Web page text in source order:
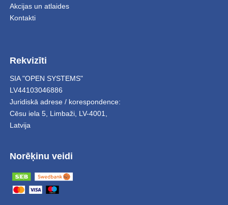
Akcijas un atlaides
Kontakti
Rekvizīti
SIA "OPEN SYSTEMS"
LV44103046886
Juridiskā adrese / korespondence:
Cēsu iela 5, Limbaži, LV-4001,
Latvija
Norēķinu veidi